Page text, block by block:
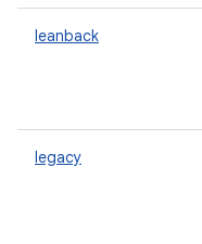
leanback
legacy